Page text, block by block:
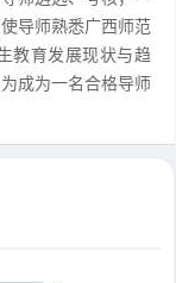
导师熟悉广西师范
教育发展现状与趋
成为一名合格导师